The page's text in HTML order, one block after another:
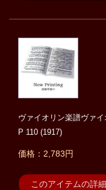
ヴァイオリン楽譜ヴァ
P 110 (1917)
価格：2,783円
このアイテムの詳